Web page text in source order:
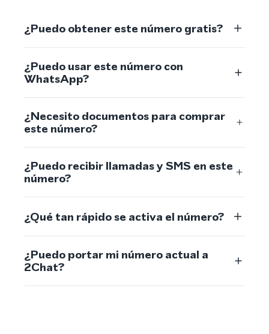
¿Puedo obtener este número gratis?
¿Puedo usar este número con
WhatsApp?
¿Necesito documentos para comprar
este número?
¿Puedo recibir llamadas y SMS en este
número?
¿Qué tan rápido se activa el número?
¿Puedo portar mi número actual a
2Chat?